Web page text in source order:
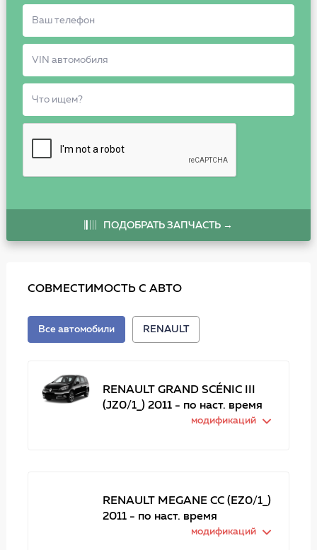
ПОДОБРАТЬ ЗАПЧАСТЬ →
СОВМЕСТИМОСТЬ С АВТО
Все автомобили RENAULT
RENAULT GRAND SCÉNIC III
(JZ0/1_) 2011 - по наст. время
модификаций
RENAULT MEGANE CC (EZ0/1_)
2011 - по наст. время
модификаций